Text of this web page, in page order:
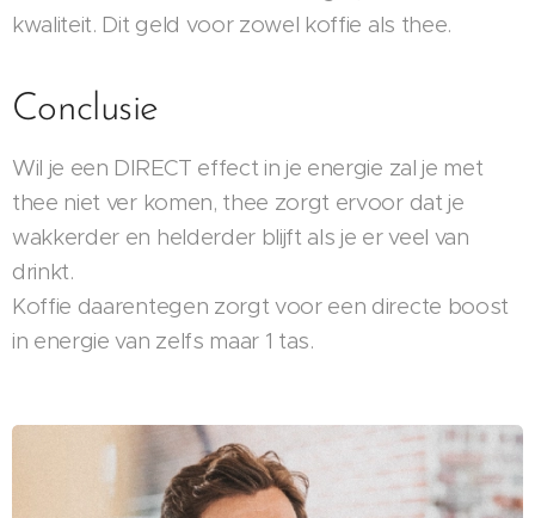
kwaliteit. Dit geld voor zowel koffie als thee.
Conclusie
Wil je een DIRECT effect in je energie zal je met
thee niet ver komen, thee zorgt ervoor dat je
wakkerder en helderder blijft als je er veel van
drinkt.
Koffie daarentegen zorgt voor een directe boost
in energie van zelfs maar 1 tas.